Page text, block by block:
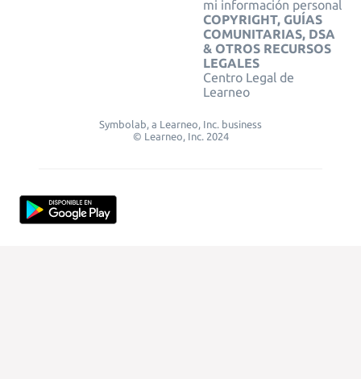
mi información personal
COPYRIGHT, GUÍAS
COMUNITARIAS, DSA
& OTROS RECURSOS
LEGALES
Centro Legal de
Learneo
Symbolab, a Learneo, Inc. business
© Learneo, Inc. 2024